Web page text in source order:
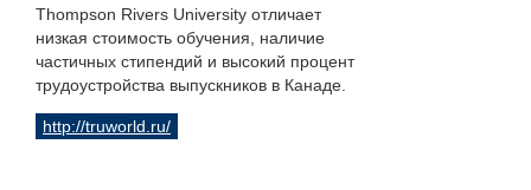
Thompson Rivers University отличает
низкая стоимость обучения, наличие
частичных стипендий и высокий процент
трудоустройства выпускников в Канаде.
http://truworld.ru/